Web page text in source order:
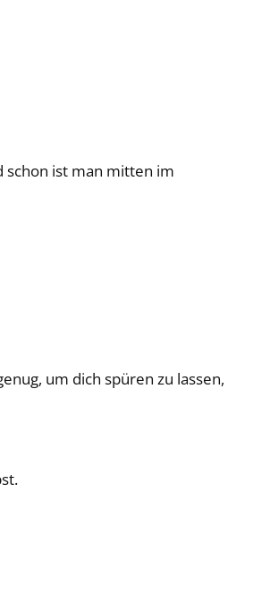
schon ist man mitten im
um dich spüren zu lassen,